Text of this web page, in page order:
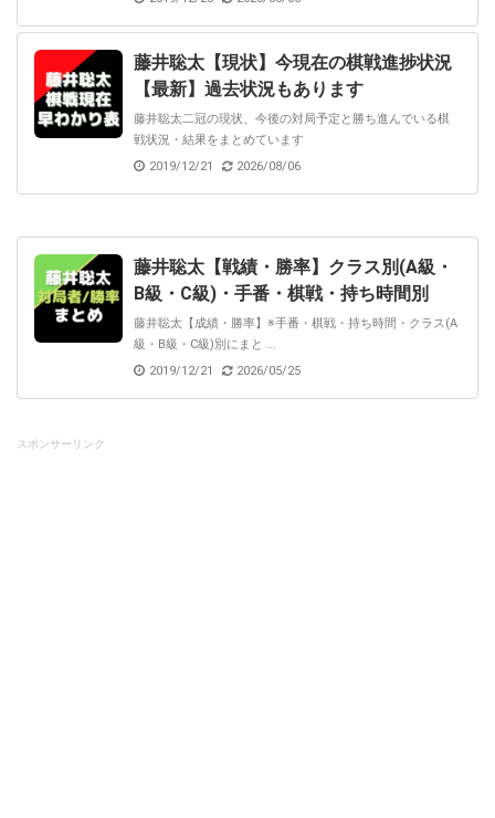
藤井聡太【現状】今現在の棋戦進捗状況
【最新】過去状況もあります
藤井聡太二冠の現状、今後の対局予定と勝ち進んでいる棋
戦状況・結果をまとめています
2019/12/21
2026/08/06
藤井聡太【戦績・勝率】クラス別(A級・
B級・C級)・手番・棋戦・持ち時間別
藤井聡太【成績・勝率】※手番・棋戦・持ち時間・クラス(A
級・B級・C級)別にまと ...
2019/12/21
2026/05/25
スポンサーリンク